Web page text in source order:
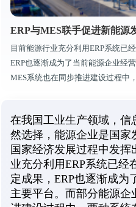
ERP与MES联手促进新能源
目前能源行业充分利用ERP系统已
ERP也逐渐成为了当前能源企业经
MES系统也在同步推进建设过程中
在我国工业生产领域，信
然选择，能源企业是国家
国家经济发展过程中发
业充分利用ERP系统已经
定成果，ERP也逐渐成为
主要平台。而部分能源企